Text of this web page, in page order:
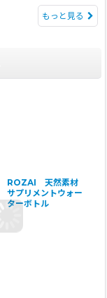
もっと見る
ROZAI 天然素材
サプリメントウォー
ターボトル